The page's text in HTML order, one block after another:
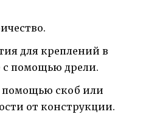
для креплений в
с помощью дрели.
помощью скоб или
от конструкции.